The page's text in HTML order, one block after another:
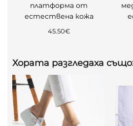
платформа от
естествена кожа
45.50€
Хората разгледаха